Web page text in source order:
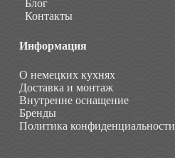
Блог
Контакты
Информация
О немецких кухнях
Доставка и монтаж
Внутренне оснащение
Бренды
Политика конфиденциальности